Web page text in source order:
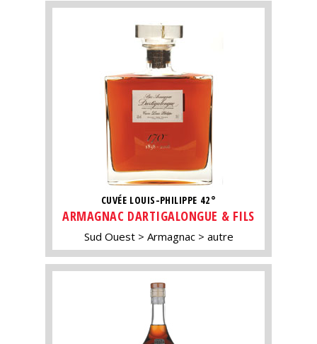
CUVÉE LOUIS-PHILIPPE 42°
ARMAGNAC DARTIGALONGUE & FILS
Sud Ouest Armagnac autre